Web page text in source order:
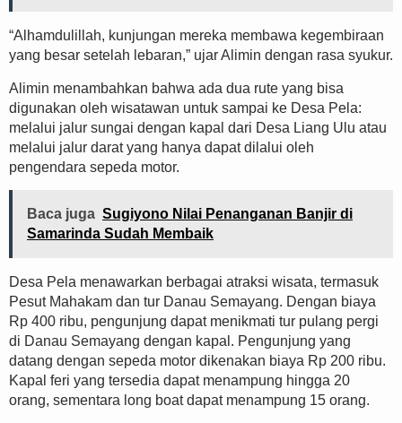
“Alhamdulillah, kunjungan mereka membawa kegembiraan
yang besar setelah lebaran,” ujar Alimin dengan rasa syukur.
Alimin menambahkan bahwa ada dua rute yang bisa
digunakan oleh wisatawan untuk sampai ke Desa Pela:
melalui jalur sungai dengan kapal dari Desa Liang Ulu atau
melalui jalur darat yang hanya dapat dilalui oleh
pengendara sepeda motor.
Baca juga Sugiyono Nilai Penanganan Banjir di
Samarinda Sudah Membaik
Desa Pela menawarkan berbagai atraksi wisata, termasuk
Pesut Mahakam dan tur Danau Semayang. Dengan biaya
Rp 400 ribu, pengunjung dapat menikmati tur pulang pergi
di Danau Semayang dengan kapal. Pengunjung yang
datang dengan sepeda motor dikenakan biaya Rp 200 ribu.
Kapal feri yang tersedia dapat menampung hingga 20
orang, sementara long boat dapat menampung 15 orang.